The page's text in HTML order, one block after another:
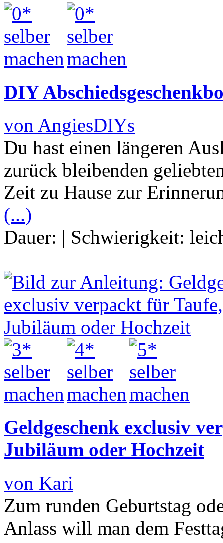
DIY
von AngiesDIYs
Du hast einen längeren
zurück bleibenden
Zeit zu Hause zur
(...)
Dauer: | Schwierigkeit:
Geldgeschenk exclusiv
Jubiläum oder Hochzeit
von Kari
Zum runden Geburtstag
Anlass will man dem